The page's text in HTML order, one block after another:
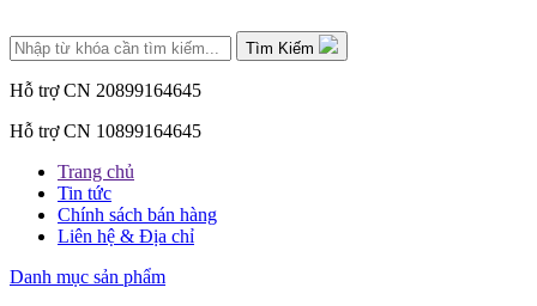
Tìm Kiếm
Hỗ trợ CN 20899164645
Hỗ trợ CN 10899164645
Trang chủ
Tin tức
Chính sách bán hàng
Liên hệ & Địa chỉ
Danh mục sản phẩm